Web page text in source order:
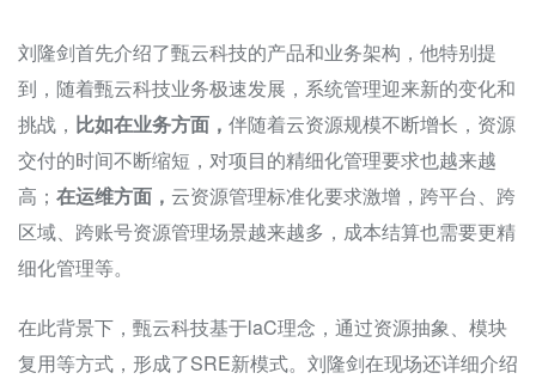
刘隆剑首先介绍了甄云科技的产品和业务架构，他特别提
到，随着甄云科技业务极速发展，系统管理迎来新的变化和
挑战， 比如在业务方面， 伴随着云资源规模不断增长，资源
交付的时间不断缩短，对项目的精细化管理要求也越来越
高； 在运维方面， 云资源管理标准化要求激增，跨平台、跨
区域、跨账号资源管理场景越来越多，成本结算也需要更精
细化管理等。
在此背景下，甄云科技基于laC理念，通过资源抽象、模块
复用等方式，形成了SRE新模式。刘隆剑在现场还详细介绍